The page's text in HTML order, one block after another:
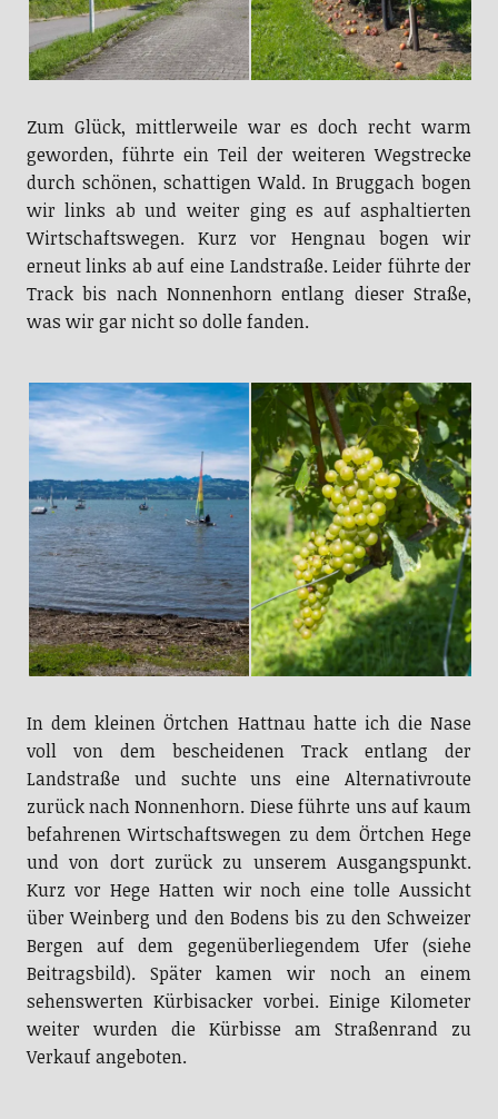
Zum Glück, mittlerweile war es doch recht warm
geworden, führte ein Teil der weiteren Wegstrecke
durch schönen, schattigen Wald. In Bruggach bogen
wir links ab und weiter ging es auf asphaltierten
Wirtschaftswegen. Kurz vor Hengnau bogen wir
erneut links ab auf eine Landstraße. Leider führte der
Track bis nach Nonnenhorn entlang dieser Straße,
was wir gar nicht so dolle fanden.
In dem kleinen Örtchen Hattnau hatte ich die Nase
voll von dem bescheidenen Track entlang der
Landstraße und suchte uns eine Alternativroute
zurück nach Nonnenhorn. Diese führte uns auf kaum
befahrenen Wirtschaftswegen zu dem Örtchen Hege
und von dort zurück zu unserem Ausgangspunkt.
Kurz vor Hege Hatten wir noch eine tolle Aussicht
über Weinberg und den Bodens bis zu den Schweizer
Bergen auf dem gegenüberliegendem Ufer (siehe
Beitragsbild). Später kamen wir noch an einem
sehenswerten Kürbisacker vorbei. Einige Kilometer
weiter wurden die Kürbisse am Straßenrand zu
Verkauf angeboten.